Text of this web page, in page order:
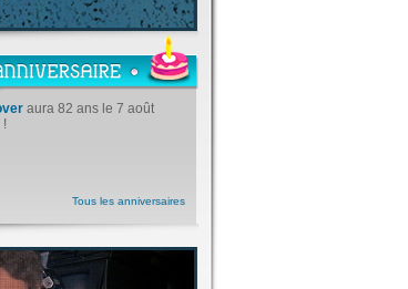
aura 82 ans le 7 août
!
Tous les anniversaires